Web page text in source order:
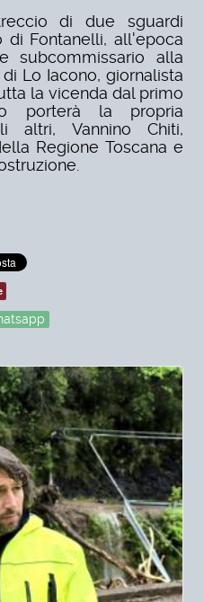
di due sguardi
Fontanelli, all'epoca
subcommissario alla
Lo Iacono, giornalista
la vicenda dal primo
porterà la propria
altri, Vannino Chiti,
Regione Toscana e